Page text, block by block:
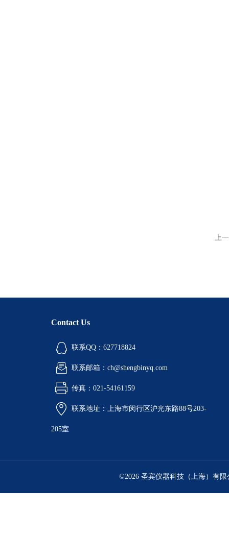
上
Contact Us
联系QQ：627718824
联系邮箱：ch@shengbinyq.com
传真：021-54161159
联系地址：上海市闵行区沪光东路88号203-
205室
©2026 圣宾仪器科技（上海）有